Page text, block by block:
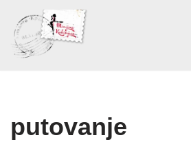
Skoči
na
putovanje